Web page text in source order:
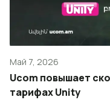
Май 7, 2026
Ucom повышает
тарифах Unity